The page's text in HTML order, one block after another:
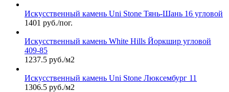
Искусственный камень Uni Stone Тянь-Шань 16 угловой
1401 руб./пог.
Искусственный камень White Hills Йоркшир угловой
409-85
1237.5 руб./м2
Искусственный камень Uni Stone Люксембург 11
1306.5 руб./м2